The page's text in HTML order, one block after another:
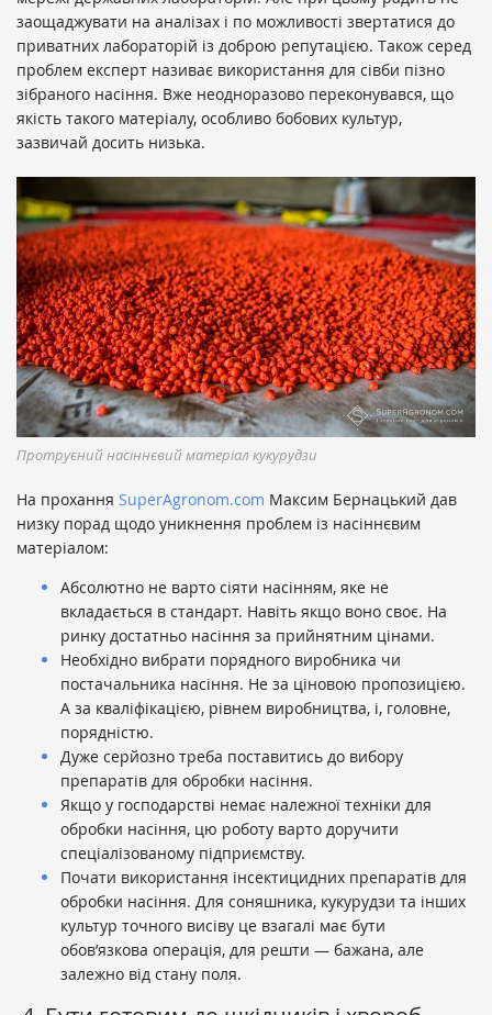
заощаджувати на аналізах і по можливості звертатися до
приватних лабораторій із доброю репутацією. Також серед
проблем експерт називає використання для сівби пізно
зібраного насіння. Вже неодноразово переконувався, що
якість такого матеріалу, особливо бобових культур,
зазвичай досить низька.
Протруєний насіннєвий матеріал кукурудзи
На прохання SuperAgronom.com Максим Бернацький дав
низку порад щодо уникнення проблем із насіннєвим
матеріалом:
Абсолютно не варто сіяти насінням, яке не
вкладається в стандарт. Навіть якщо воно своє. На
ринку достатньо насіння за прийнятним цінами.
Необхідно вибрати порядного виробника чи
постачальника насіння. Не за ціновою пропозицією.
А за кваліфікацією, рівнем виробництва, і, головне,
порядністю.
Дуже серйозно треба поставитись до вибору
препаратів для обробки насіння.
Якщо у господарстві немає належної техніки для
обробки насіння, цю роботу варто доручити
спеціалізованому підприємству.
Почати використання інсектицидних препаратів для
обробки насіння. Для соняшника, кукурудзи та інших
культур точного висіву це взагалі має бути
обов’язкова операція, для решти — бажана, але
залежно від стану поля.